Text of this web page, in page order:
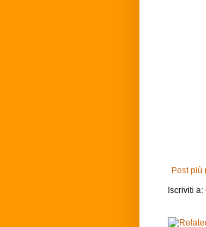
Post più
Iscriviti a: